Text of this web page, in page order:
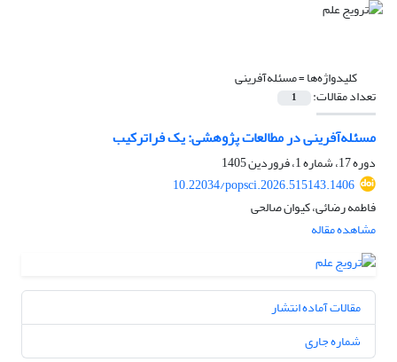
کلیدواژه‌ها =مسئله‌آفرینی
تعداد مقالات: 1
مسئله‌آفرینی در مطالعات پژوهشی: یک فراترکیب
دوره 17، شماره 1، فروردین 1405
10.22034/popsci.2026.515143.1406
فاطمه رضائی، کیوان صالحی
مشاهده مقاله
مقالات آماده انتشار
شماره جاری